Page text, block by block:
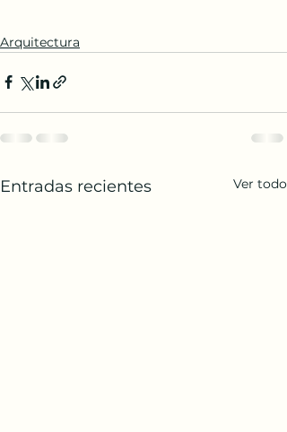
Arquitectura
Entradas recientes Ver todo